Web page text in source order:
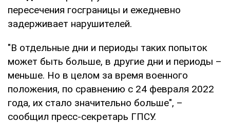
пересечения госграницы и ежедневно
задерживает нарушителей.
"В отдельные дни и периоды таких попыток
может быть больше, в другие дни и периоды –
меньше. Но в целом за время военного
положения, по сравнению с 24 февраля 2022
года, их стало значительно больше", –
сообщил пресс-секретарь ГПСУ.